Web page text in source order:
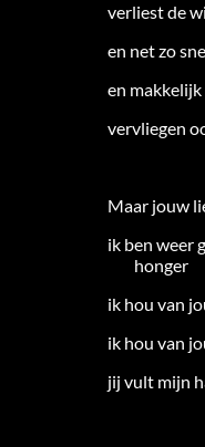
verliest de
en net zo
en makkelijk
vervliegen
Maar jouw
ik ben weer
honger
ik hou van
ik hou van
jij vult mijn